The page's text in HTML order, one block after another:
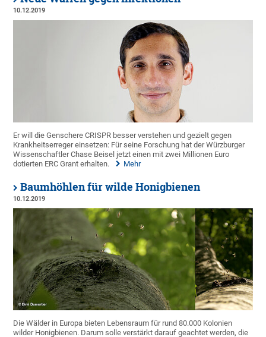
10.12.2019
Er will die Genschere CRISPR besser verstehen und gezielt gegen
Krankheitserreger einsetzen: Für seine Forschung hat der Würzburger
Wissenschaftler Chase Beisel jetzt einen mit zwei Millionen Euro
dotierten ERC Grant erhalten.
Mehr
Baumhöhlen für wilde Honigbienen
10.12.2019
Die Wälder in Europa bieten Lebensraum für rund 80.000 Kolonien
wilder Honigbienen. Darum solle verstärkt darauf geachtet werden, die